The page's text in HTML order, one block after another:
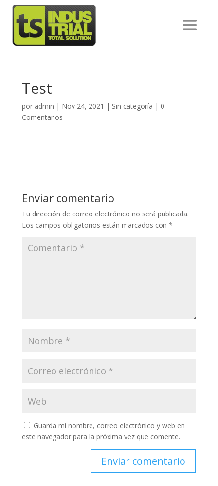
Test
por admin | Nov 24, 2021 | Sin categoría | 0
Comentarios
Enviar comentario
Tu dirección de correo electrónico no será publicada.
Los campos obligatorios están marcados con *
Guarda mi nombre, correo electrónico y web en
este navegador para la próxima vez que comente.